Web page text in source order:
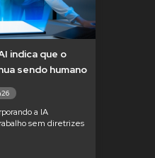
indica que o
sendo humano
a IA
sem diretrizes